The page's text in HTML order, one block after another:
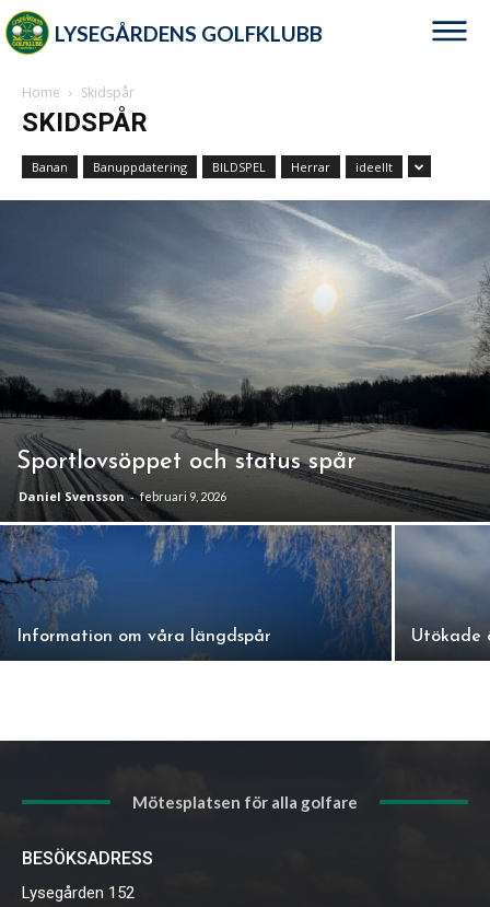
LYSEGÅRDENS GOLFKLUBB
Home Skidspår
SKIDSPÅR
Banan Banuppdatering BILDSPEL Herrar ideellt
Sportlovsöppet och status spår
Daniel Svensson - februari 9, 2026
Information om våra längdspår Utökade
Mötesplatsen för alla golfare
BESÖKSADRESS
Lysegården 152